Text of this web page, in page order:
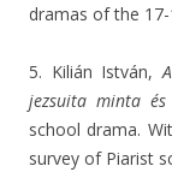
dramas of the 17-
5. Kilián István,
jezsuita minta
school drama.
survey of Piarist